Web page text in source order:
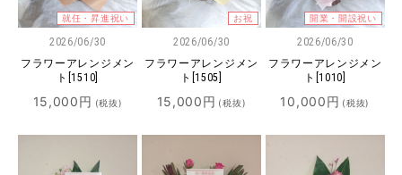
就任・昇進祝い
2026/06/30
フラワーアレンジメン
ト[1510]
15,000円 (税抜)
お祝
2026/06/30
フラワーアレンジメン
ト[1505]
15,000円 (税抜)
開業・開設祝い
2026/06/30
フラワーアレンジメン
ト[1010]
10,000円 (税抜)